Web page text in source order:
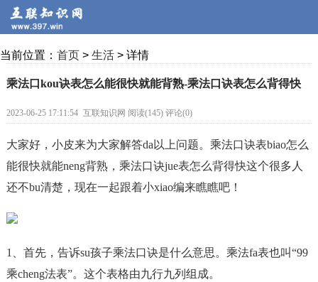
当前位置： 首页 > 生活 > 详情
乘法口kou诀表怎么能很快就能背熟-乘法口诀表怎么背得快
2023-06-25 17:11:54 互联知识网 阅读(145) 评论(0)
大家好，小皮来为大家解答da以上问题。乘法口诀表biao怎么
能很快就能neng背熟，乘法口诀jue表怎么背得快这个很多人
还不bu清楚，现在一起跟着小xiao编来瞧瞧吧！
1、首先，告诉su孩子乘法口诀是什么意思。乘法fa表也叫“99
乘cheng法表”。这个表格由九行九列组成。